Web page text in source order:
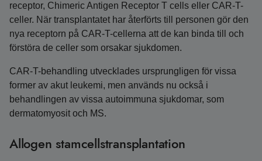
receptor, Chimeric Antigen Receptor T cells eller CAR-T-
celler. När transplantatet har återförts till personen gör den
nya receptorn på CAR-T-cellerna att de kan binda till och
förstöra de celler som orsakar sjukdomen.
CAR-T-behandling utvecklades ursprungligen för vissa
former av akut leukemi, men används nu också i
behandlingen av vissa autoimmuna sjukdomar, som
dermatomyosit och MS.
Allogen stamcellstransplantation